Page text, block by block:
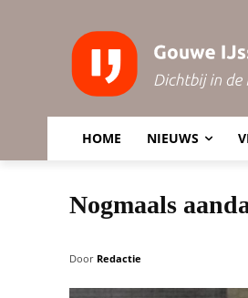
HOME NIEUWS
Nogmaals
Door Redactie